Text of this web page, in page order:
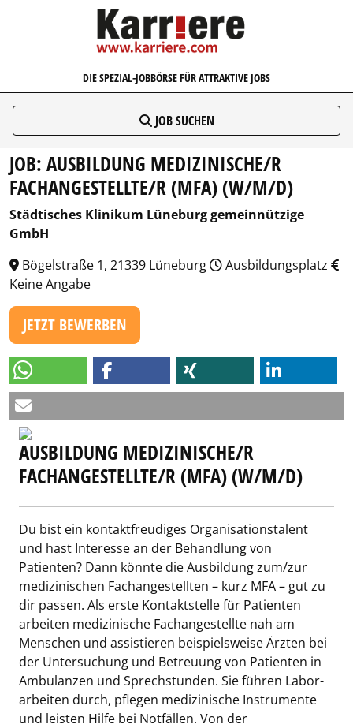
KARRIERE.COM
DIE SPEZIAL-JOBBÖRSE FÜR ATTRAKTIVE JOBS
JOB SUCHEN
JOB: AUSBILDUNG MEDIZINISCHE/R
FACHANGESTELLTE/R (MFA) (W/M/D)
Städtisches Klinikum Lüneburg gemeinnützige
GmbH
Bögelstraße 1, 21339 Lüneburg
Ausbildungsplatz
Keine Angabe
JETZT BEWERBEN
AUSBILDUNG MEDIZINISCHE/R
FACHANGESTELLTE/R (MFA) (W/M/D)
Du bist ein kontaktfreudiges Or­ganisations­talent
und hast Interesse an der Be­hand­lung von
Patienten? Dann könnte die Ausbildung zum/zur
medi­zin­ischen Fach­angestellten – kurz MFA – gut zu
dir passen. Als erste Kontaktstelle für Patienten
arbeiten medizinische Fach­angestellte nah am
Menschen und assistieren bei­spiels­weise Ärzten bei
der Untersuchung und Betreuung von Patienten in
Ambulanzen und Sprechstunden. Sie führen Labor­
arbeiten durch, pflegen medi­zini­sche Instrumente
und leisten Hilfe bei Notfällen. Von der